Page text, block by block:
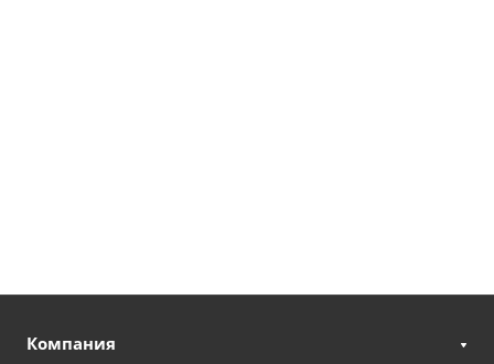
Компания